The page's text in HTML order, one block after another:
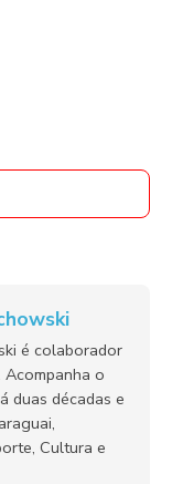
é colaborador
o
duas décadas e
Cultura e